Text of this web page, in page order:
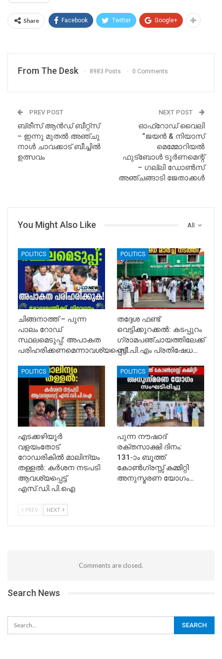
Share Facebook Twitter Google+
From The Desk 8983 Posts 0 Comments
PREV POST
ബ്രീസ് ആൻഡ് ബീറ്റ്സ്
– ഇന്നു മുതൽ അഞ്ചു
നാൾ ചാവക്കാട് ബീച്ചിൽ
ഉത്സവം
NEXT POST
ഓഫ്‌റോഡ് വൈലി
“ജയൻ & നിയാസ്
മെമ്മോറിയൽ
ഫുട്ബോൾ ടൂർണമെന്റ്
– ഗല്ലി ഡോൺസ്
അഞ്ചങ്ങാടി ജേതാക്കൾ
All
You Might Also Like
POLITICS
ചിങ്ങനാത്ത് – പുന്ന
പാലം റോഡ്
സ്ഥലമെടുപ്പ്: അപാകത
പരിഹരിക്കണമെന്നാവശ്യപ്പെട്ട്…
POLITICS
തദ്ദേശ ഫണ്ട്
വെട്ടിക്കുറക്കൽ: കടപ്പുറം
ഗ്രാമപഞ്ചായത്തിലേക്ക്
സി.പി.എം പ്രതിഷേധ…
POLITICS
എടക്കഴിയൂർ
വളയംതോട്
റോഡരികിൽ മാലിന്യം
തള്ളൽ: കർശന നടപടി
ആവശ്യപ്പെട്ട്
എസ്.ഡി.പി.ഐ
POLITICS
പുന്ന നൗഷാദ്
രക്തസാക്ഷി ദിനം:
131-ാം ബൂത്ത്
കോൺഗ്രസ്സ് കമ്മിറ്റി
അനുസ്മരണ യോഗം…
PREV NEXT
Comments are closed.
Search News